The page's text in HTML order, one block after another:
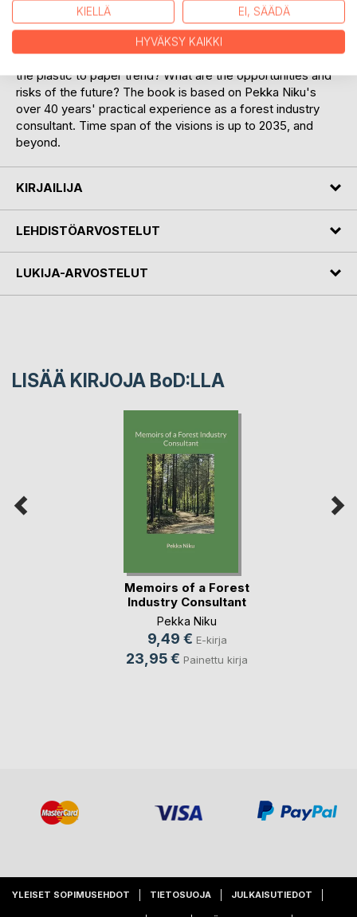
opportunities. The key topics discussed in this book are:
what are the mega trends, specific trends and weak
signals affecting the global pulp and paper industry? How is
the operating environment changing? What is happening to
the plastic to paper trend? What are the opportunities and
risks of the future? The book is based on Pekka Niku's
over 40 years' practical experience as a forest industry
consultant. Time span of the visions is up to 2035, and
beyond.
KIRJAILIJA
LEHDISTÖARVOSTELUT
LUKIJA-ARVOSTELUT
LISÄÄ KIRJOJA BoD:LLA
Memoirs of a Forest
Industry Consultant
Pekka Niku
9,49 € E-kirja
23,95 € Painettu kirja
YLEISET SOPIMUSEHDOT TIETOSUOJA JULKAISUTIEDOT
KIELLÄ EI, SÄÄDÄ
HYVÄKSY KAIKKI